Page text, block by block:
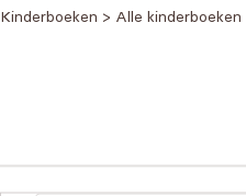
Kinderboeken > Alle kinderboeken